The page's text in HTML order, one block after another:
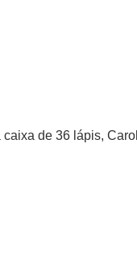
de 36 lápis,